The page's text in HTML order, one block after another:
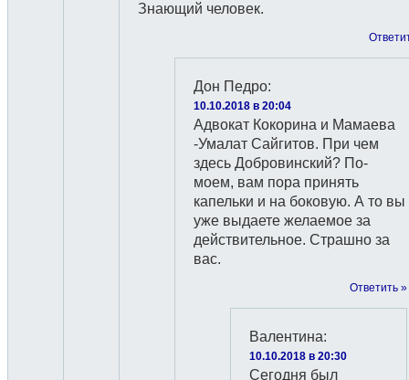
Знающий человек.
Дон Педро:
10.10.2018 в 20:04
Адвокат Кокорина и Мамаева
-Умалат Сайгитов. При чем
здесь Добровинский? По-
моем, вам пора принять
капельки и на боковую. А то вы
уже выдаете желаемое за
действительное. Страшно за
вас.
Ответить »
Валентина:
10.10.2018 в 20:30
Сегодня был